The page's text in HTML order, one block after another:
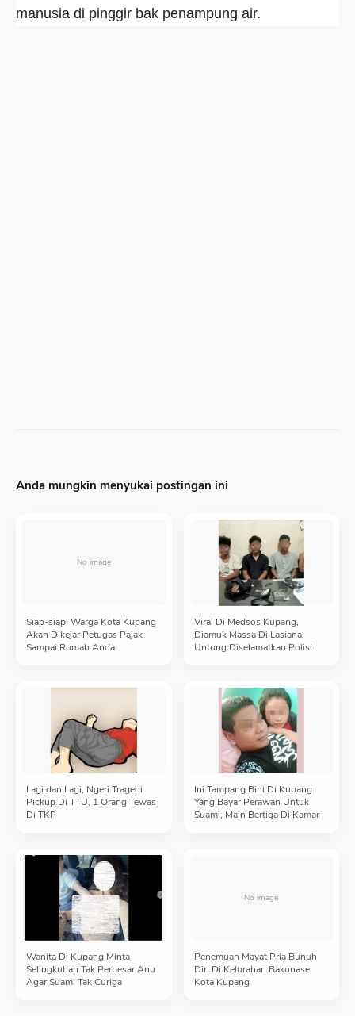
manusia di pinggir bak penampung air.
Anda mungkin menyukai postingan ini
Siap-siap, Warga Kota Kupang
Akan Dikejar Petugas Pajak
Sampai Rumah Anda
Viral Di Medsos Kupang,
Diamuk Massa Di Lasiana,
Untung Diselamatkan Polisi
Lagi dan Lagi, Ngeri Tragedi
Pickup Di TTU, 1 Orang Tewas
Di TKP
Ini Tampang Bini Di Kupang
Yang Bayar Perawan Untuk
Suami, Main Bertiga Di Kamar
Wanita Di Kupang Minta
Selingkuhan Tak Perbesar Anu
Agar Suami Tak Curiga
Penemuan Mayat Pria Bunuh
Diri Di Kelurahan Bakunase
Kota Kupang